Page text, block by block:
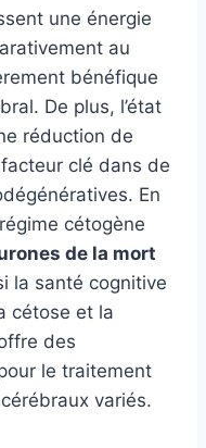
une énergie
au
bénéfique
De plus, l’état
réduction de
clé dans de
En
cétogène
de la mort
la santé cognitive
cétose et la
des
le traitement
variés.